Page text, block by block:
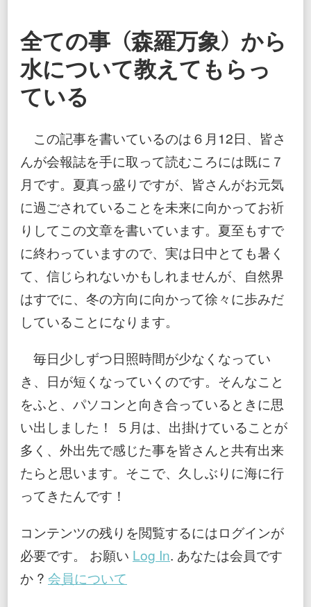
全ての事（森羅万象）から
水について教えてもらっ
ている
この記事を書いているのは６月12日、皆さ
んが会報誌を手に取って読むころには既に７
月です。夏真っ盛りですが、皆さんがお元気
に過ごされていることを未来に向かってお祈
りしてこの文章を書いています。夏至もすで
に終わっていますので、実は日中とても暑く
て、信じられないかもしれませんが、自然界
はすでに、冬の方向に向かって徐々に歩みだ
していることになります。
毎日少しずつ日照時間が少なくなってい
き、日が短くなっていくのです。そんなこと
をふと、パソコンと向き合っているときに思
い出しました！ ５月は、出掛けていることが
多く、外出先で感じた事を皆さんと共有出来
たらと思います。そこで、久しぶりに海に行
ってきたんです！
コンテンツの残りを閲覧するにはログインが
必要です。 お願い Log In. あなたは会員です
か ? 会員について